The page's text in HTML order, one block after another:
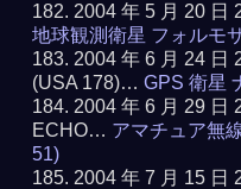
2004 年 5 月 20 日
地球観測衛星 フォルモ
2004 年 6 月 24 日
(USA 178)…GPS 衛星
2004 年 6 月 29 日
ECHO… アマチュア無
51)
2004 年 7 月 15